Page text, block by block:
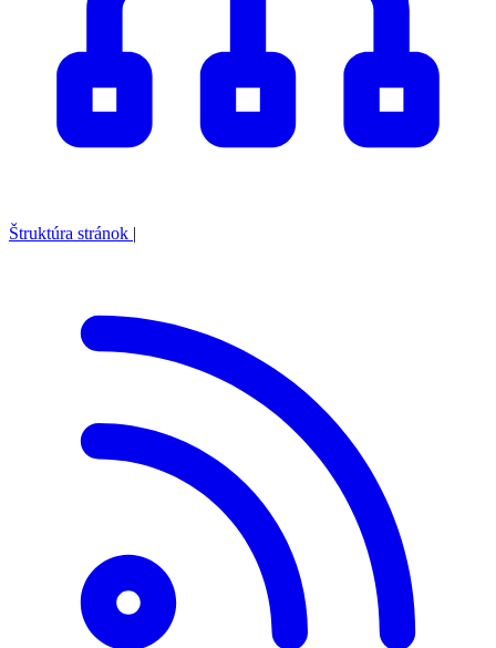
Štruktúra stránok |